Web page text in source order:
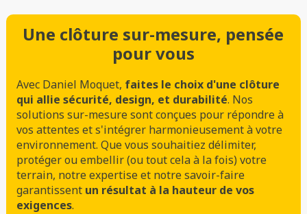
Une clôture sur-mesure, pensée
pour vous
Avec Daniel Moquet, faites le choix d'une clôture
qui allie sécurité, design, et durabilité. Nos
solutions sur-mesure sont conçues pour répondre à
vos attentes et s'intégrer harmonieusement à votre
environnement. Que vous souhaitiez délimiter,
protéger ou embellir (ou tout cela à la fois) votre
terrain, notre expertise et notre savoir-faire
garantissent un résultat à la hauteur de vos
exigences.